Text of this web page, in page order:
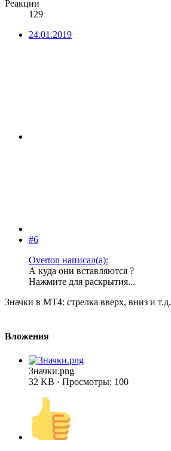
Реакции
129
24.01.2019
#6
Overton написал(а):
А куда они вставляются ?
Нажмите для раскрытия...
Значки в МТ4: стрелка вверх, вниз и т.д.
Вложения
Значки.png
32 KB · Просмотры: 100